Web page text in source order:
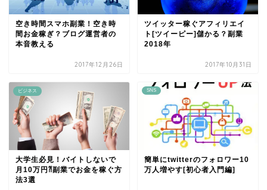
空き時間スマホ副業！空き時
間お金稼ぎ？ブログ運営者の
本音教える
2017年12月26日
ツイッター稼ぐアフィリエイ
ト[ツイーピー]儲かる？副業
2018年
2017年10月31日
ビジネス
大学生必見！バイトしないで
月10万円⁈副業でお金を稼ぐ方
法3選
SNS
簡単にtwitterのフォロワー10
万人増やす[初心者入門編]